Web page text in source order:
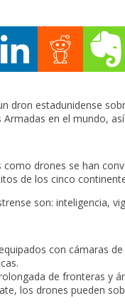
dron estadunidense
en el mundo,
drones se han
de los cinco
son: inteligencia,
con cámaras
de fronteras y
los drones pueden